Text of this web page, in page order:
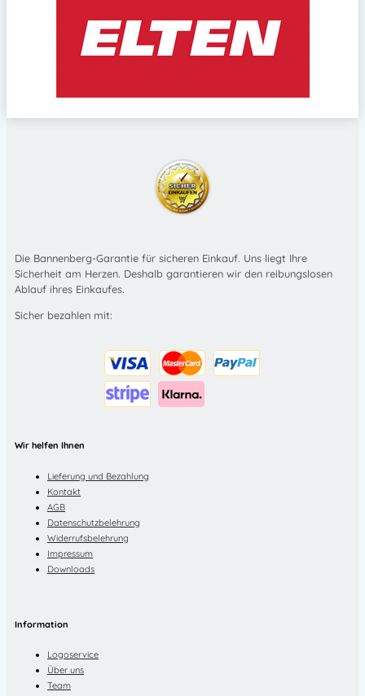
Die Bannenberg-Garantie für sicheren Einkauf. Uns liegt Ihre
Sicherheit am Herzen. Deshalb garantieren wir den reibungslosen
Ablauf ihres Einkaufes.
Sicher bezahlen mit:
Wir helfen Ihnen
Lieferung und Bezahlung
Kontakt
AGB
Datenschutzbelehrung
Widerrufsbelehrung
Impressum
Downloads
Information
Logoservice
Über uns
Team